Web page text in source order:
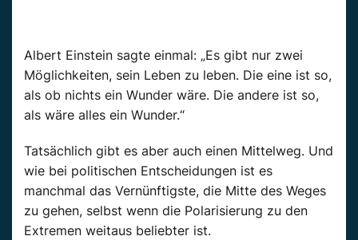
Albert Einstein sagte einmal: „Es gibt nur zwei
Möglichkeiten, sein Leben zu leben. Die eine ist so,
als ob nichts ein Wunder wäre. Die andere ist so,
als wäre alles ein Wunder.“
Tatsächlich gibt es aber auch einen Mittelweg. Und
wie bei politischen Entscheidungen ist es
manchmal das Vernünftigste, die Mitte des Weges
zu gehen, selbst wenn die Polarisierung zu den
Extremen weitaus beliebter ist.